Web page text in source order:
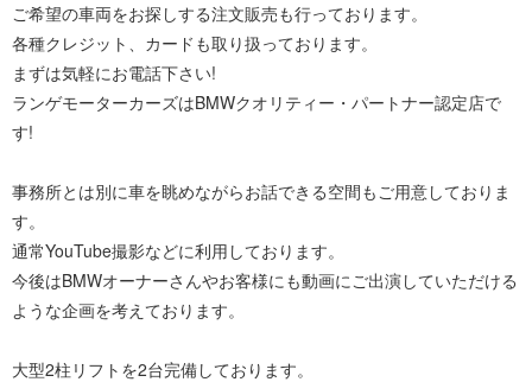
ご希望の車両をお探しする注文販売も行っております。
各種クレジット、カードも取り扱っております。
まずは気軽にお電話下さい!
ランゲモーターカーズはBMWクオリティー・パートナー認定店で
す!
事務所とは別に車を眺めながらお話できる空間もご用意しておりま
す。
通常YouTube撮影などに利用しております。
今後はBMWオーナーさんやお客様にも動画にご出演していただける
ような企画を考えております。
大型2柱リフトを2台完備しております。